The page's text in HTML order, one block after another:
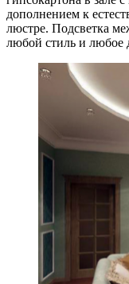
дополнением к
люстре. Подсветка
любой стиль и любое